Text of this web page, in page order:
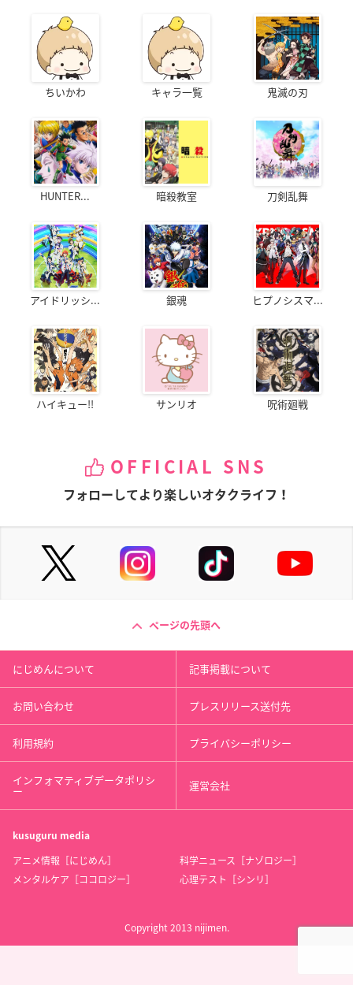
ちいかわ キャラ一覧 鬼滅の刃
HUNTER... 暗殺教室 刀剣乱舞
アイドリッシ... 銀魂 ヒプノシスマ...
ハイキュー!! サンリオ 呪術廻戦
OFFICIAL SNS
フォローしてより楽しいオタクライフ！
ページの先頭へ
にじめんについて 記事掲載について
お問い合わせ プレスリリース送付先
利用規約 プライバシーポリシー
インフォマティブデータポリシ
ー 運営会社
kusuguru media
アニメ情報［にじめん］
科学ニュース［ナゾロジー］
メンタルケア［ココロジー］
心理テスト［シンリ］
Copyright 2013 nijimen.